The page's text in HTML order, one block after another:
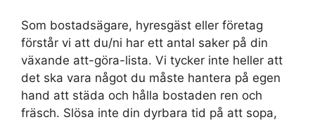
Som bostadsägare, hyresgäst eller företag
förstår vi att du/ni har ett antal saker på din
växande att-göra-lista. Vi tycker inte heller att
det ska vara något du måste hantera på egen
hand att städa och hålla bostaden ren och
fräsch. Slösa inte din dyrbara tid på att sopa,